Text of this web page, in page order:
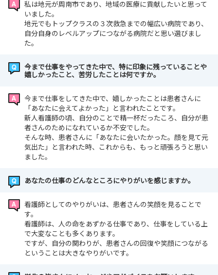
私は地元が周南市であり、地域の医療に貢献したいと思って
いました。
地元でもトップクラスの３次救急までの幅広い病院であり、
自分自身のレベルアップにつながる病院だと思い選びまし
た。
今まで仕事をやってきた中で、特に印象に残っていることや
嬉しかったこと、苦労したことは何ですか。
今まで仕事をしてきた中で、嬉しかったことは患者さんに
「あなたに会えてよかった」と言われたことです。
新人看護師の頃、自分のことで精一杯だったころ、自分が患
者さんのためになれているか不安でした。
そんな時、患者さんに「あなたに会いたかった。顔を見て元
気出た」と言われた時、これからも、もっと頑張ろうと思い
ました。
あなたの仕事のどんなところにやりがいを感じますか。
看護師としてのやりがいは、患者さんの笑顔を見ることで
す。
看護師は、人の命をあずかる仕事であり、仕事をしている上
で大変なことも多くあります。
ですが、自分の関わりが、患者さんの回復や笑顔につながる
ということは大きなやりがいです。